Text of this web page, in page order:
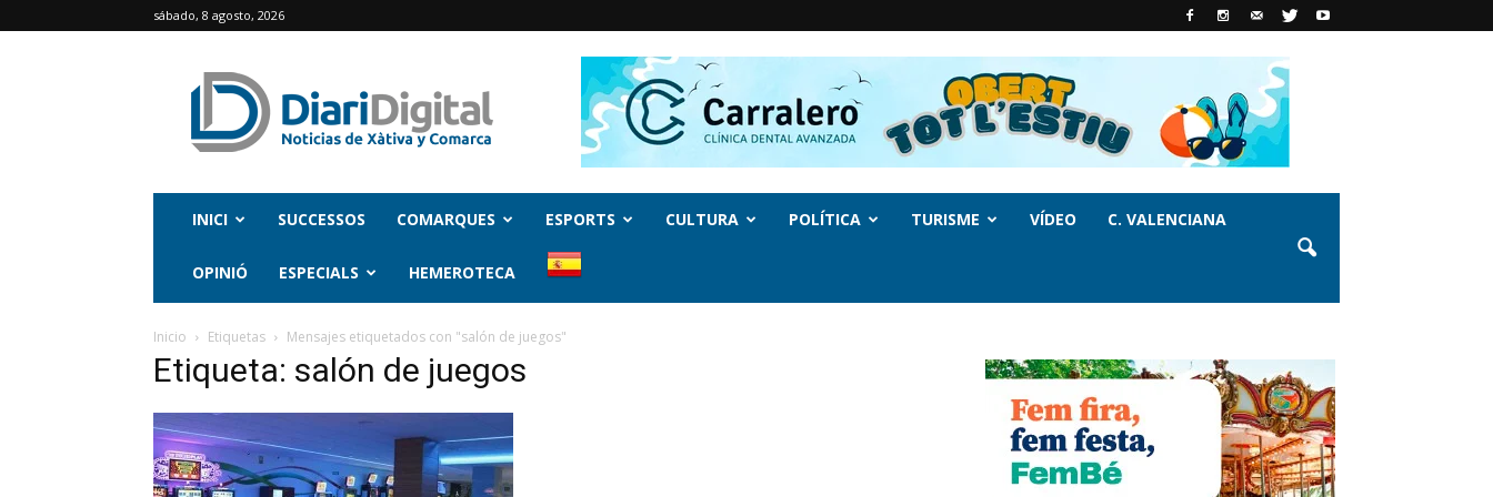
sábado, 8 agosto, 2026
INICI SUCCESSOS COMARQUES ESPORTS CULTURA POLÍTICA TURISME VÍDEO C. VALENCIANA
OPINIÓ ESPECIALS HEMEROTECA
Inicio Etiquetas Mensajes etiquetados con "salón de juegos"
Etiqueta: salón de juegos